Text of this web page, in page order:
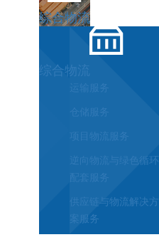
综合物流
综合物流
运输服务
仓储服务
项目物流服务
逆向物流与绿色循环
配套服务
供应链与物流解决方
案服务